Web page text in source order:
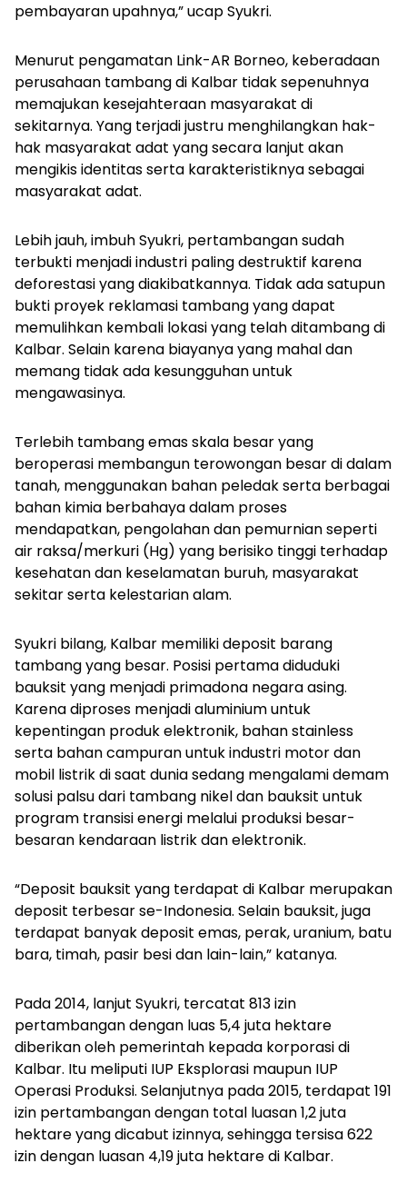
pembayaran upahnya,” ucap Syukri.
Menurut pengamatan Link-AR Borneo, keberadaan
perusahaan tambang di Kalbar tidak sepenuhnya
memajukan kesejahteraan masyarakat di
sekitarnya. Yang terjadi justru menghilangkan hak-
hak masyarakat adat yang secara lanjut akan
mengikis identitas serta karakteristiknya sebagai
masyarakat adat.
Lebih jauh, imbuh Syukri, pertambangan sudah
terbukti menjadi industri paling destruktif karena
deforestasi yang diakibatkannya. Tidak ada satupun
bukti proyek reklamasi tambang yang dapat
memulihkan kembali lokasi yang telah ditambang di
Kalbar. Selain karena biayanya yang mahal dan
memang tidak ada kesungguhan untuk
mengawasinya.
Terlebih tambang emas skala besar yang
beroperasi membangun terowongan besar di dalam
tanah, menggunakan bahan peledak serta berbagai
bahan kimia berbahaya dalam proses
mendapatkan, pengolahan dan pemurnian seperti
air raksa/merkuri (Hg) yang berisiko tinggi terhadap
kesehatan dan keselamatan buruh, masyarakat
sekitar serta kelestarian alam.
Syukri bilang, Kalbar memiliki deposit barang
tambang yang besar. Posisi pertama diduduki
bauksit yang menjadi primadona negara asing.
Karena diproses menjadi aluminium untuk
kepentingan produk elektronik, bahan stainless
serta bahan campuran untuk industri motor dan
mobil listrik di saat dunia sedang mengalami demam
solusi palsu dari tambang nikel dan bauksit untuk
program transisi energi melalui produksi besar-
besaran kendaraan listrik dan elektronik.
“Deposit bauksit yang terdapat di Kalbar merupakan
deposit terbesar se-Indonesia. Selain bauksit, juga
terdapat banyak deposit emas, perak, uranium, batu
bara, timah, pasir besi dan lain-lain,” katanya.
Pada 2014, lanjut Syukri, tercatat 813 izin
pertambangan dengan luas 5,4 juta hektare
diberikan oleh pemerintah kepada korporasi di
Kalbar. Itu meliputi IUP Eksplorasi maupun IUP
Operasi Produksi. Selanjutnya pada 2015, terdapat 191
izin pertambangan dengan total luasan 1,2 juta
hektare yang dicabut izinnya, sehingga tersisa 622
izin dengan luasan 4,19 juta hektare di Kalbar.